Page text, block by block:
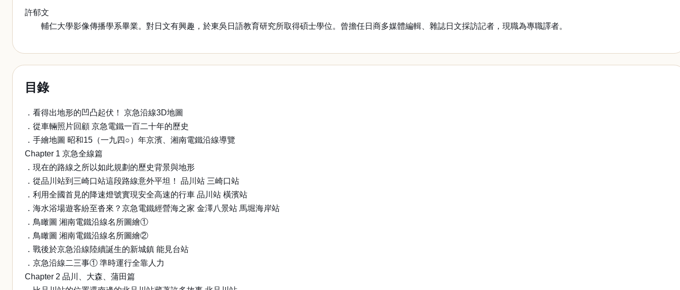
許郁文
輔仁大學影像傳播學系畢業。對日文有興趣，於東吳日語教育研究所取得碩士學位。曾擔任日商多媒體編輯、雜誌日文採訪記者，現職為專職譯者。
目錄
．看得出地形的凹凸起伏！ 京急沿線3D地圖
．從車輛照片回顧 京急電鐵一百二十年的歷史
．手繪地圖 昭和15（一九四○）年京濱、湘南電鐵沿線導覽
Chapter 1 京急全線篇
．現在的路線之所以如此規劃的歷史背景與地形
．從品川站到三崎口站這段路線意外平坦！ 品川站 三崎口站
．利用全國首見的降速燈號實現安全高速的行車 品川站 橫濱站
．海水浴場遊客紛至沓來？京急電鐵經營海之家 金澤八景站 馬堀海岸站
．鳥瞰圖 湘南電鐵沿線名所圖繪①
．鳥瞰圖 湘南電鐵沿線名所圖繪②
．戰後於京急沿線陸續誕生的新城鎮 能見台站
．京急沿線二三事① 準時運行全靠人力
Chapter 2 品川、大森、蒲田篇